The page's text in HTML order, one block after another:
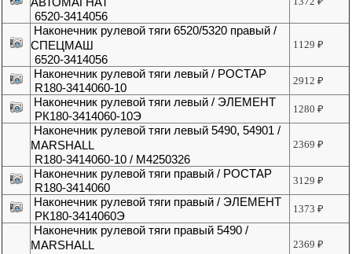
6520-3414056
Наконечник рулевой тяги 6520/5320 правый /
СПЕЦМАШ
6520-3414056
1129₽
Наконечник рулевой тяги левый / РОСТАР
R180-3414060-10
2912₽
Наконечник рулевой тяги левый / ЭЛЕМЕНТ
РК180-3414060-10Э
1280₽
Наконечник рулевой тяги левый 5490, 54901 /
MARSHALL
R180-3414060-10 / M4250326
2369₽
Наконечник рулевой тяги правый / РОСТАР
R180-3414060
3129₽
Наконечник рулевой тяги правый / ЭЛЕМЕНТ
РК180-3414060Э
1373₽
Наконечник рулевой тяги правый 5490 /
MARSHALL
2369₽